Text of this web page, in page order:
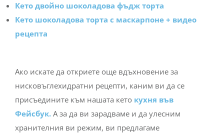
Кето двойно шоколадова фъдж торта
Кето шоколадова торта с маскарпоне + видео
рецепта
Ако искате да откриете още вдъхновение за
нисковъглехидратни рецепти, каним ви да се
присъедините към нашата кетокухня във
Фейсбук.А за да ви зарадваме и да улесним
хранителния ви режим, ви предлагаме